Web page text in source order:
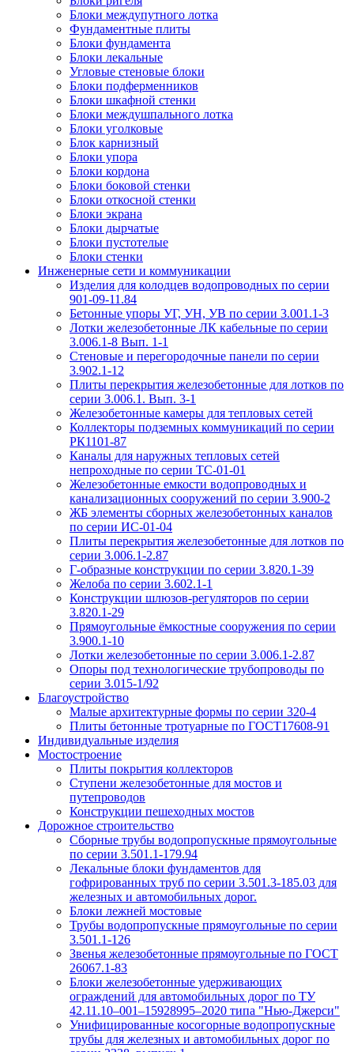
Блоки междупутного лотка
Фундаментные плиты
Блоки фундамента
Блоки лекальные
Угловые стеновые блоки
Блоки подферменников
Блоки шкафной стенки
Блоки междушпального лотка
Блоки уголковые
Блок карнизный
Блоки упора
Блоки кордона
Блоки боковой стенки
Блоки откосной стенки
Блоки экрана
Блоки дырчатые
Блоки пустотелые
Блоки стенки
Инженерные сети и коммуникации
Изделия для колодцев водопроводных по серии
901-09-11.84
Бетонные упоры УГ, УН, УВ по серии 3.001.1-3
Лотки железобетонные ЛК кабельные по серии
3.006.1-8 Вып. 1-1
Стеновые и перегородочные панели по серии
3.902.1-12
Плиты перекрытия железобетонные для лотков по
серии 3.006.1. Вып. 3-1
Железобетонные камеры для тепловых сетей
Коллекторы подземных коммуникаций по серии
РК1101-87
Каналы для наружных тепловых сетей
непроходные по серии ТС-01-01
Железобетонные емкости водопроводных и
канализационных сооружений по серии 3.900-2
ЖБ элементы сборных железобетонных каналов
по серии ИС-01-04
Плиты перекрытия железобетонные для лотков по
серии 3.006.1-2.87
Г-образные конструкции по серии 3.820.1-39
Желоба по серии 3.602.1-1
Конструкции шлюзов-регуляторов по серии
3.820.1-29
Прямоугольные ёмкостные сооружения по серии
3.900.1-10
Лотки железобетонные по серии 3.006.1-2.87
Опоры под технологические трубопроводы по
серии 3.015-1/92
Благоустройство
Малые архитектурные формы по серии 320-4
Плиты бетонные тротуарные по ГОСТ17608-91
Индивидуальные изделия
Мостостроение
Плиты покрытия коллекторов
Ступени железобетонные для мостов и
путепроводов
Конструкции пешеходных мостов
Дорожное строительство
Сборные трубы водопропускные прямоугольные
по серии 3.501.1-179.94
Лекальные блоки фундаментов для
гофрированных труб по серии 3.501.3-185.03 для
железных и автомобильных дорог.
Блоки лежней мостовые
Трубы водопропускные прямоугольные по серии
3.501.1-126
Звенья железобетонные прямоугольные по ГОСТ
26067.1-83
Блоки железобетонные удерживающих
ограждений для автомобильных дорог по ТУ
42.11.10–001–15928995–2020 типа "Нью-Джерси"
Унифицированные косогорные водопропускные
трубы для железных и автомобильных дорог по